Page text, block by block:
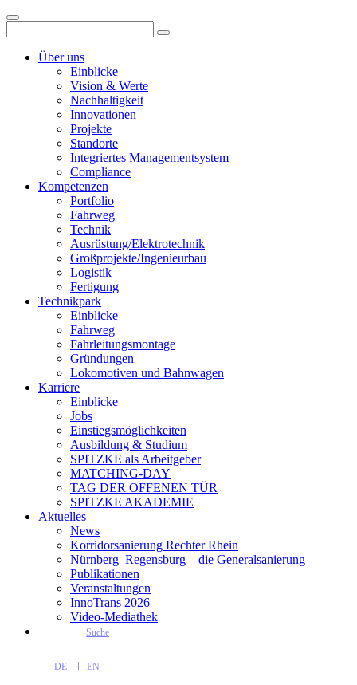
Über uns
Einblicke
Vision & Werte
Nachhaltigkeit
Innovationen
Projekte
Standorte
Integriertes Managementsystem
Compliance
Kompetenzen
Portfolio
Fahrweg
Technik
Ausrüstung/Elektrotechnik
Großprojekte/Ingenieurbau
Logistik
Fertigung
Technikpark
Einblicke
Fahrweg
Fahrleitungsmontage
Gründungen
Lokomotiven und Bahnwagen
Karriere
Einblicke
Jobs
Einstiegsmöglichkeiten
Ausbildung & Studium
SPITZKE als Arbeitgeber
MATCHING-DAY
TAG DER OFFENEN TÜR
SPITZKE AKADEMIE
Aktuelles
News
Korridorsanierung Rechter Rhein
Nürnberg–Regensburg – die Generalsanierung
Publikationen
Veranstaltungen
InnoTrans 2026
Video-Mediathek
Suche
DE EN